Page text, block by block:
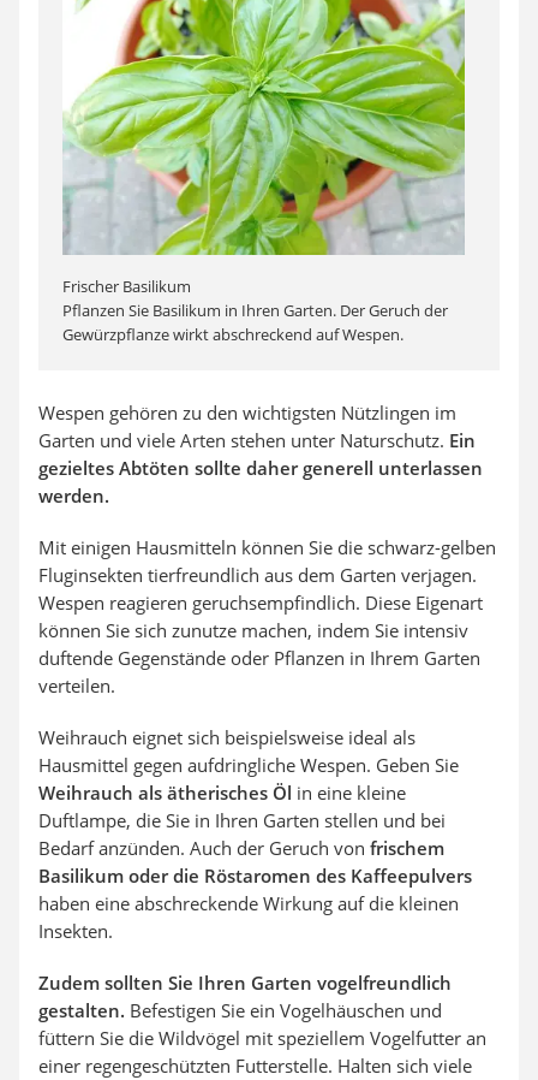
Frischer Basilikum
Pflanzen Sie Basilikum in Ihren Garten. Der Geruch der
Gewürzpflanze wirkt abschreckend auf Wespen.
Wespen gehören zu den wichtigsten Nützlingen im
Garten und viele Arten stehen unter Naturschutz. Ein
gezieltes Abtöten sollte daher generell unterlassen
werden.
Mit einigen Hausmitteln können Sie die schwarz-gelben
Fluginsekten tierfreundlich aus dem Garten verjagen.
Wespen reagieren geruchsempfindlich. Diese Eigenart
können Sie sich zunutze machen, indem Sie intensiv
duftende Gegenstände oder Pflanzen in Ihrem Garten
verteilen.
Weihrauch eignet sich beispielsweise ideal als
Hausmittel gegen aufdringliche Wespen. Geben Sie
Weihrauch als ätherisches Öl in eine kleine
Duftlampe, die Sie in Ihren Garten stellen und bei
Bedarf anzünden. Auch der Geruch von frischem
Basilikum oder die Röstaromen des Kaffeepulvers
haben eine abschreckende Wirkung auf die kleinen
Insekten.
Zudem sollten Sie Ihren Garten vogelfreundlich
gestalten. Befestigen Sie ein Vogelhäuschen und
füttern Sie die Wildvögel mit speziellem Vogelfutter an
einer regengeschützten Futterstelle. Halten sich viele